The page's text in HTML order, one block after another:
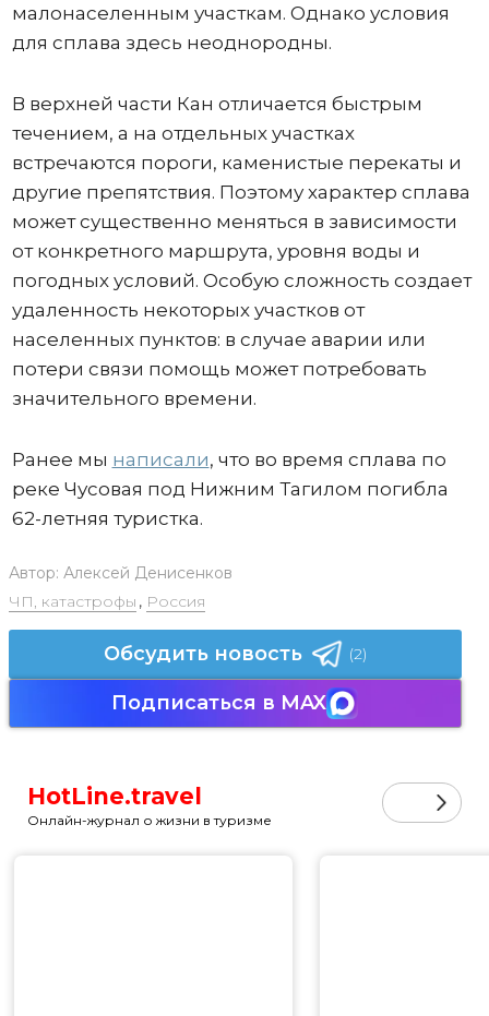
малонаселенным участкам. Однако условия
для сплава здесь неоднородны.
В верхней части Кан отличается быстрым
течением, а на отдельных участках
встречаются пороги, каменистые перекаты и
другие препятствия. Поэтому характер сплава
может существенно меняться в зависимости
от конкретного маршрута, уровня воды и
погодных условий. Особую сложность создает
удаленность некоторых участков от
населенных пунктов: в случае аварии или
потери связи помощь может потребовать
значительного времени.
Ранее мы написали, что во время сплава по
реке Чусовая под Нижним Тагилом погибла
62-летняя туристка.
Автор: Алексей Денисенков
ЧП, катастрофы , Россия
Обсудить новость (2)
Подписаться в MAX
HotLine.travel
Онлайн-журнал о жизни в туризме